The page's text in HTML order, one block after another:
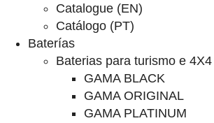
Catalogue (EN)
Catálogo (PT)
Baterías
Baterias para turismo e 4X4
GAMA BLACK
GAMA ORIGINAL
GAMA PLATINUM